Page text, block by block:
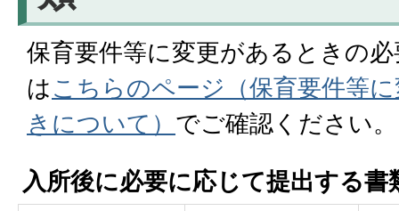
保育要件等に変更があるときの
はこちらのページ（保育要件等
きについて） でご確認ください。
入所後に必要に応じて提出する書